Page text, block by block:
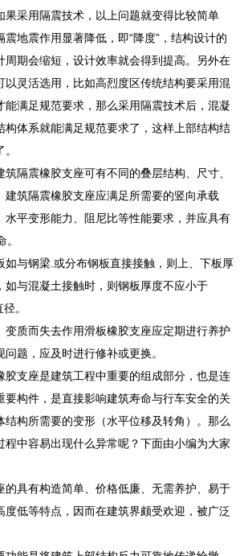
果采用隔震技术，以上问题就变得比较简单
地震作用显著降低，即“降度”，结构设计的
周期会缩短，设计效率就会得到提高。另外在
以灵活选用，比如高烈度区传统结构要采用混
能满足规范要求，那么采用隔震技术后，混凝
构体系就能满足规范要求了，这样上部结构结
隔震橡胶支座可有不同的叠层结构、尺寸、
建筑隔震橡胶支座应满足所需要的竖向承载
水平变形能力、阻尼比等性能要求，并应具有
如与钢梁.或分布钢板直接接触，则上、下板厚
如与混凝土接触时，则钢板厚度不应小于
。
变质而失去作用滑板橡胶支座应定期进行养护
题，应及时进行修补或更换。
胶支座是建筑工程中重要的组成部分，也是连
要构件，是直接影响建筑寿命与行车安全的关
结构所需要的变形（水平位移及转角）。那么
程中容易出现什么异常呢？下面由小编为大家
的具有构造简单、价格低廉、无需养护、易于
度低等特点，因而在建筑界颇受欢迎，被广泛